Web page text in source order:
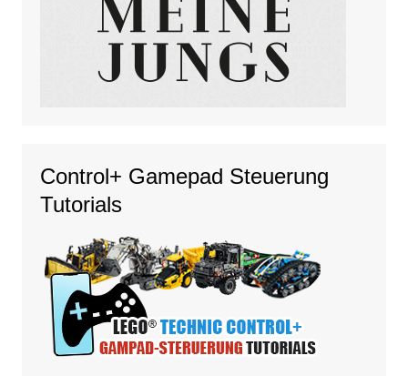
Control+ Gamepad Steuerung
Tutorials